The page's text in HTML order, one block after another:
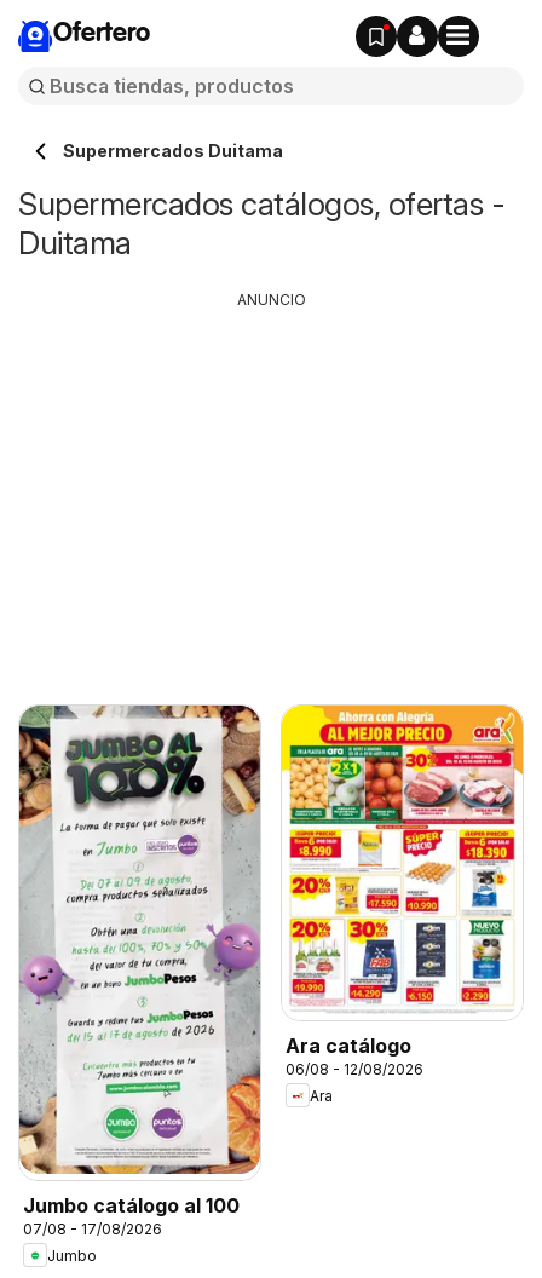
Ofertero
Supermercados Duitama
Supermercados catálogos, ofertas -
Duitama
Jumbo catálogo al 100
07/08 - 17/08/2026
Jumbo
Ara catálogo
06/08 - 12/08/2026
Ara
ANUNCIO